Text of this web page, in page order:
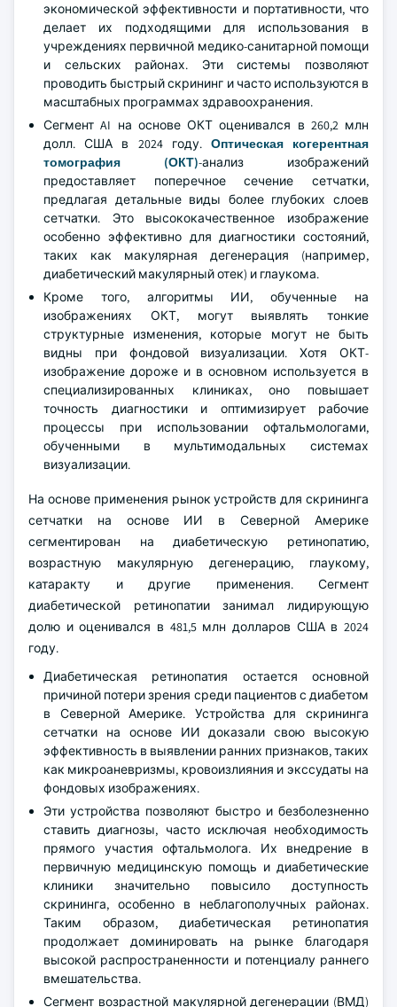
экономической эффективности и портативности, что
делает их подходящими для использования в
учреждениях первичной медико-санитарной помощи
и сельских районах. Эти системы позволяют
проводить быстрый скрининг и часто используются в
масштабных программах здравоохранения.
Сегмент AI на основе ОКТ оценивался в 260,2 млн
долл. США в 2024 году. Оптическая когерентная
томография (ОКТ)-анализ изображений
предоставляет поперечное сечение сетчатки,
предлагая детальные виды более глубоких слоев
сетчатки. Это высококачественное изображение
особенно эффективно для диагностики состояний,
таких как макулярная дегенерация (например,
диабетический макулярный отек) и глаукома.
Кроме того, алгоритмы ИИ, обученные на
изображениях ОКТ, могут выявлять тонкие
структурные изменения, которые могут не быть
видны при фондовой визуализации. Хотя ОКТ-
изображение дороже и в основном используется в
специализированных клиниках, оно повышает
точность диагностики и оптимизирует рабочие
процессы при использовании офтальмологами,
обученными в мультимодальных системах
визуализации.
На основе применения рынок устройств для скрининга
сетчатки на основе ИИ в Северной Америке
сегментирован на диабетическую ретинопатию,
возрастную макулярную дегенерацию, глаукому,
катаракту и другие применения. Сегмент
диабетической ретинопатии занимал лидирующую
долю и оценивался в 481,5 млн долларов США в 2024
году.
Диабетическая ретинопатия остается основной
причиной потери зрения среди пациентов с диабетом
в Северной Америке. Устройства для скрининга
сетчатки на основе ИИ доказали свою высокую
эффективность в выявлении ранних признаков, таких
как микроаневризмы, кровоизлияния и экссудаты на
фондовых изображениях.
Эти устройства позволяют быстро и безболезненно
ставить диагнозы, часто исключая необходимость
прямого участия офтальмолога. Их внедрение в
первичную медицинскую помощь и диабетические
клиники значительно повысило доступность
скрининга, особенно в неблагополучных районах.
Таким образом, диабетическая ретинопатия
продолжает доминировать на рынке благодаря
высокой распространенности и потенциалу раннего
вмешательства.
Сегмент возрастной макулярной дегенерации (ВМД)